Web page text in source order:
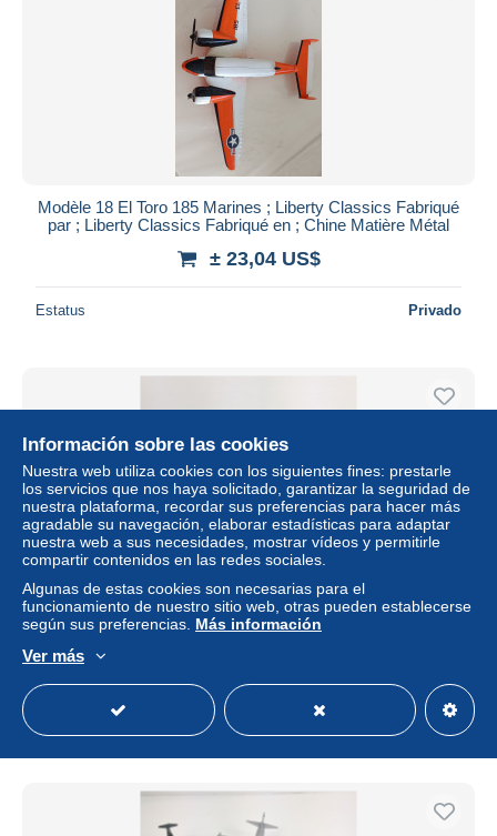
Modèle 18 El Toro 185 Marines ; Liberty Classics Fabriqué
par ; Liberty Classics Fabriqué en ; Chine Matière Métal
± 23,04 US$
Estatus Privado
3 modellini di aereo, riproduzioni in scala di celebri velivoli
Privado
Información sobre las cookies
Nuestra web utiliza cookies con los siguientes fines: prestarle
los servicios que nos haya solicitado, garantizar la seguridad de
nuestra plataforma, recordar sus preferencias para hacer más
agradable su navegación, elaborar estadísticas para adaptar
nuestra web a sus necesidades, mostrar vídeos y permitirle
compartir contenidos en las redes sociales.
Algunas de estas cookies son necesarias para el
funcionamiento de nuestro sitio web, otras pueden establecerse
según sus preferencias. Más información
Ver más